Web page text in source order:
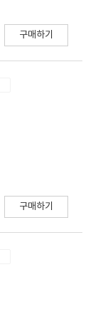
구매하기
구매하기